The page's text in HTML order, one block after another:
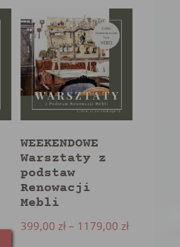
WEEKENDOWE
Warsztaty z
podstaw
Renowacji
Mebli
399,00 zł – 1179,00 zł